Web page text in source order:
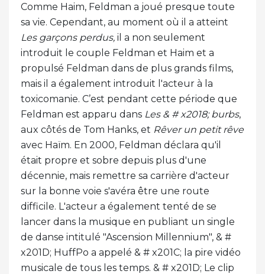
Comme Haim, Feldman a joué presque toute
sa vie. Cependant, au moment où il a atteint
Les garçons perdus, il a non seulement
introduit le couple Feldman et Haim et a
propulsé Feldman dans de plus grands films,
mais il a également introduit l'acteur à la
toxicomanie. C’est pendant cette période que
Feldman est apparu dans Les & # x2018; burbs,
aux côtés de Tom Hanks, et Rêver un petit rêve
avec Haïm. En 2000, Feldman déclara qu'il
était propre et sobre depuis plus d'une
décennie, mais remettre sa carrière d'acteur
sur la bonne voie s'avéra être une route
difficile. L'acteur a également tenté de se
lancer dans la musique en publiant un single
de danse intitulé "Ascension Millennium", & #
x201D; HuffPo a appelé & # x201C; la pire vidéo
musicale de tous les temps. & # x201D; Le clip